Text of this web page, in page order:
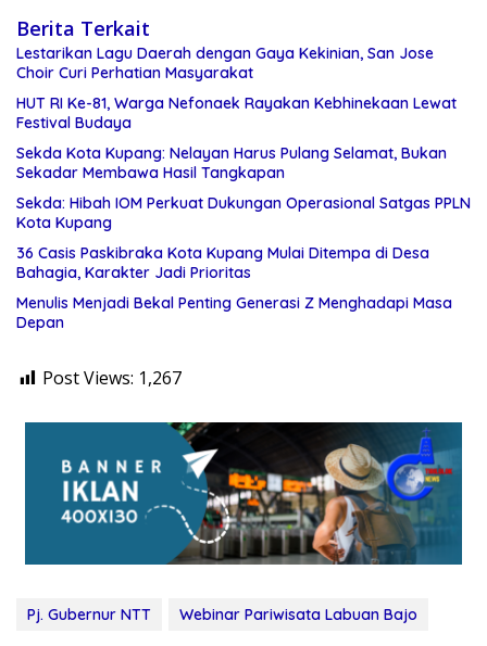
Berita Terkait
Lestarikan Lagu Daerah dengan Gaya Kekinian, San Jose
Choir Curi Perhatian Masyarakat
HUT RI Ke-81, Warga Nefonaek Rayakan Kebhinekaan Lewat
Festival Budaya
Sekda Kota Kupang: Nelayan Harus Pulang Selamat, Bukan
Sekadar Membawa Hasil Tangkapan
Sekda: Hibah IOM Perkuat Dukungan Operasional Satgas PPLN
Kota Kupang
36 Casis Paskibraka Kota Kupang Mulai Ditempa di Desa
Bahagia, Karakter Jadi Prioritas
Menulis Menjadi Bekal Penting Generasi Z Menghadapi Masa
Depan
Post Views: 1,267
Pj. Gubernur NTT Webinar Pariwisata Labuan Bajo